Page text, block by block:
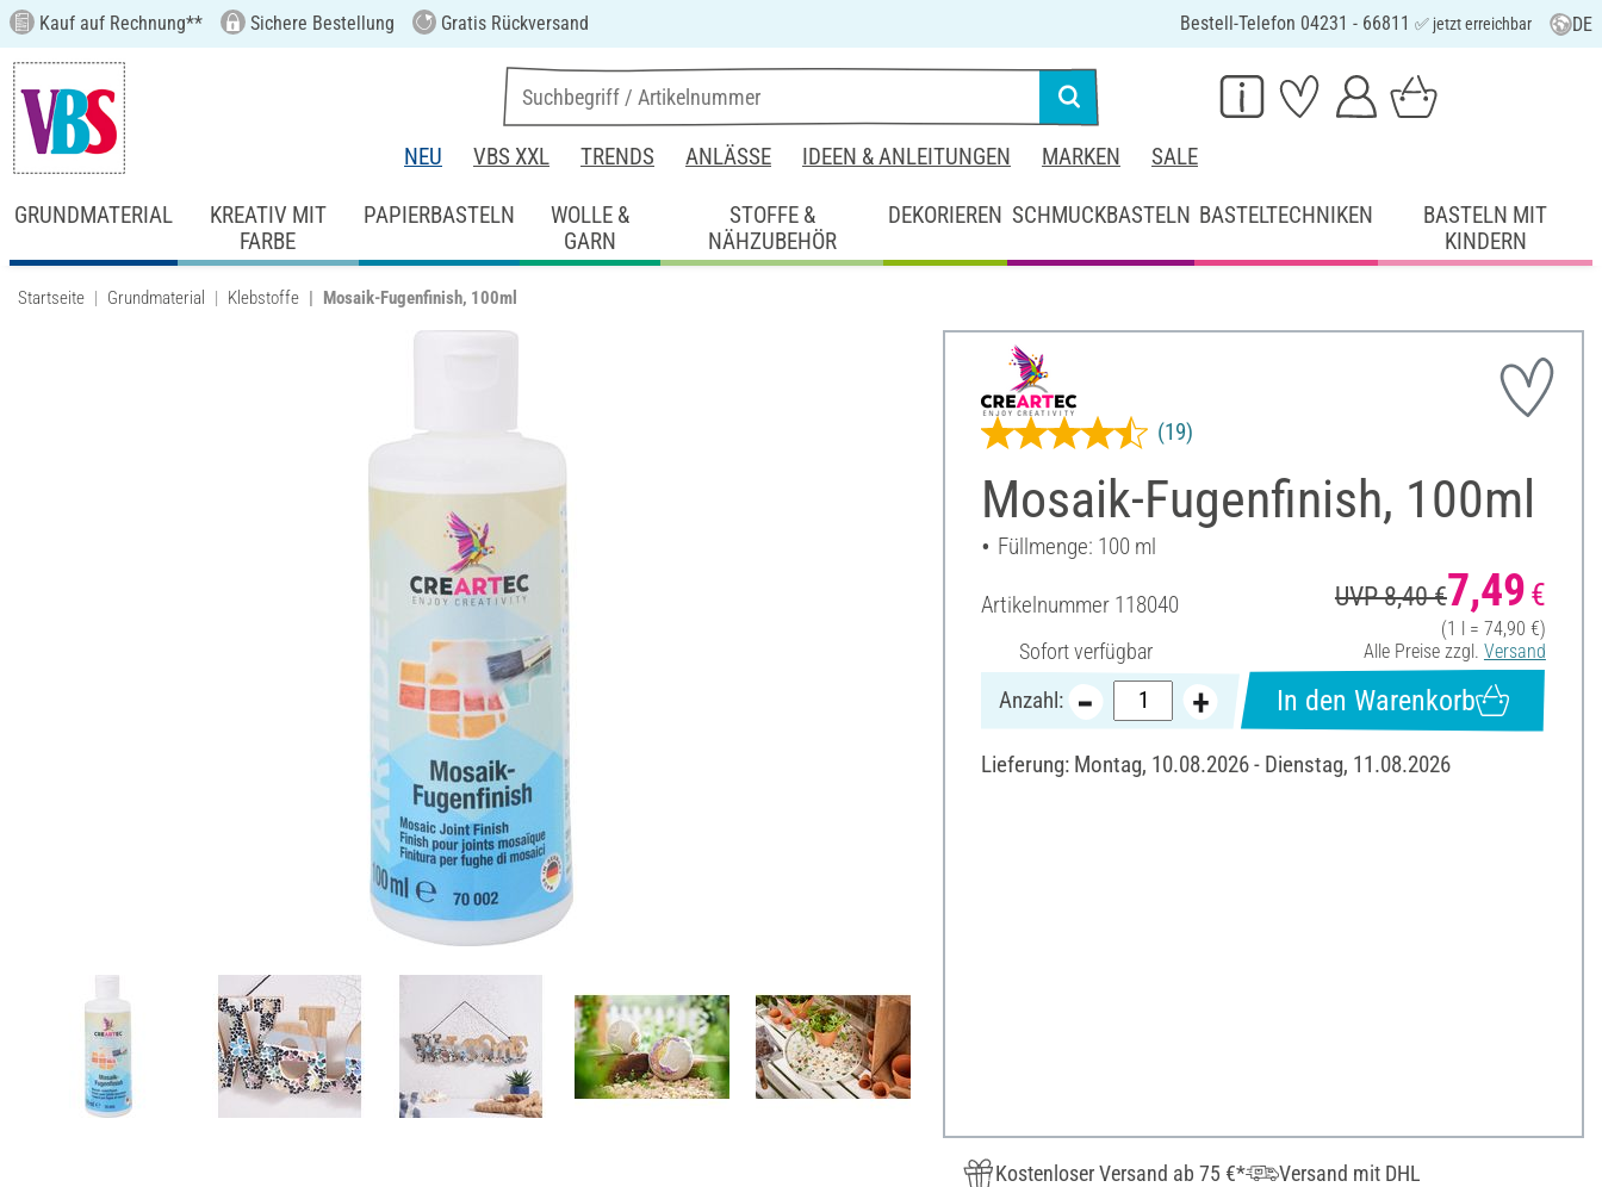
Kauf auf Rechnung** Sichere Bestellung Gratis Rückversand Bestell-Telefon 04231 - 66811 ✅ jetzt erreichbar DE
NEU VBS XXL TRENDS ANLÄSSE IDEEN & ANLEITUNGEN MARKEN SALE
GRUNDMATERIAL
KREATIV MIT
FARBE
PAPIERBASTELN
WOLLE &
GARN
STOFFE &
NÄHZUBEHÖR
DEKORIEREN SCHMUCKBASTELN BASTELTECHNIKEN
BASTELN MIT
KINDERN
Startseite Grundmaterial Klebstoffe Mosaik-Fugenfinish, 100ml
Mosaik-Fugenfinish, 100ml
(19)
Füllmenge: 100 ml
Artikelnummer 118040
Sofort verfügbar
UVP 8,40 €7,49 €
(1 l = 74,90 €)
Alle Preise zzgl. Versand
Anzahl: In den Warenkorb
Lieferung: Montag, 10.08.2026 - Dienstag, 11.08.2026
Kostenloser Versand ab 75 €*
Versand mit DHL